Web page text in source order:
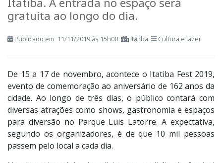
Itatiba. A entrada no espaço será
gratuita ao longo do dia.
Publicado em 11/11/2019 às 15h00 Itatiba Cultura e lazer
De 15 a 17 de novembro, acontece o Itatiba Fest 2019,
evento de comemoração ao aniversário de 162 anos da
cidade. Ao longo de três dias, o público contará com
diversas atrações como shows, gastronomia e espaços
para diversão no Parque Luis Latorre. A expectativa,
segundo os organizadores, é de que 10 mil pessoas
passem pelo local a cada dia.